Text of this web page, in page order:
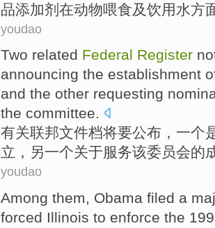
品添加剂 在动物喂食及饮用水方
youdao
Two related Federal Register
announcing the establishment
and the other requesting
the committee.
有关联邦文件档将要公布 ， 一个
立 ， 另一个关于服务该委员会的
youdao
Among them, Obama filed a
forced Illinois to enforce the